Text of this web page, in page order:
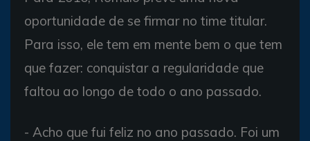
oportunidade de se firmar no time titular.
Para isso, ele tem em mente bem o que tem
que fazer: conquistar a regularidade que
faltou ao longo de todo o ano passado.
- Acho que fui feliz no ano passado. Foi um